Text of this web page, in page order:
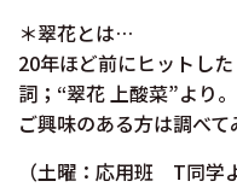
＊翠花とは…
20年ほど前にヒットし
詞；“翠花 上酸菜”より。
ご興味のある方は調べて
（土曜：応用班 T同学